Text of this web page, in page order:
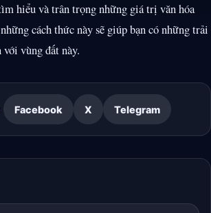
hiểu và trân trọng những giá trị văn hóa
cách thức này sẽ giúp bạn có những trải
vùng đất này.
Facebook X Telegram